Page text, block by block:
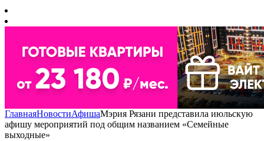
ГлавнаяНовостиАфишаМэрия Рязани представила июльскую
афишу мероприятий под общим названием «Семейные
выходные»